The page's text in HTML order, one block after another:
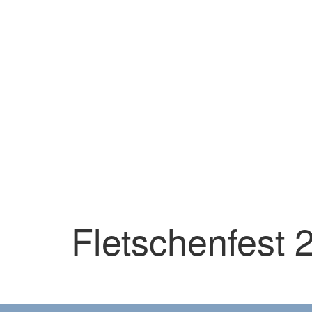
Fletschenfest